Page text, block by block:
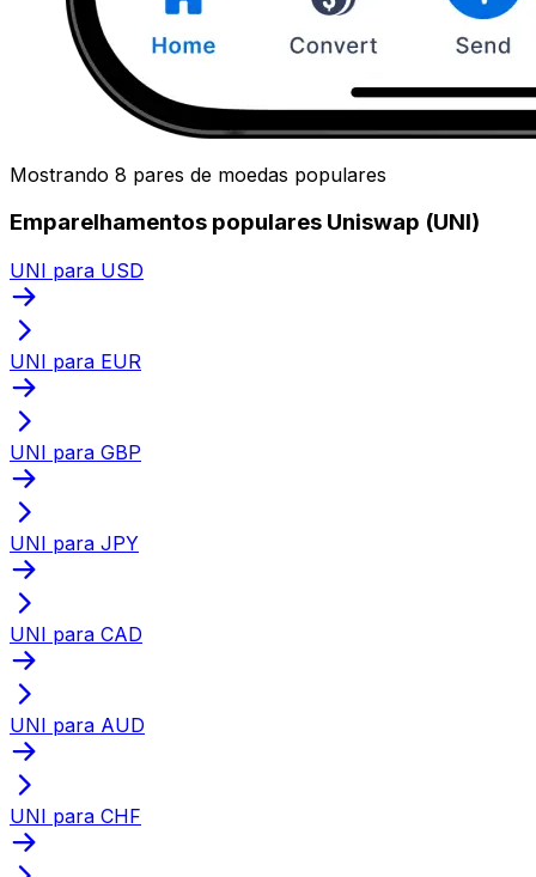
Mostrando 8 pares de moedas populares
Emparelhamentos populares Uniswap (UNI)
UNI para USD
UNI para EUR
UNI para GBP
UNI para JPY
UNI para CAD
UNI para AUD
UNI para CHF